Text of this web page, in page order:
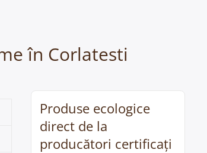
în Corlatesti
Produse ecologice
direct de la
producători certificați